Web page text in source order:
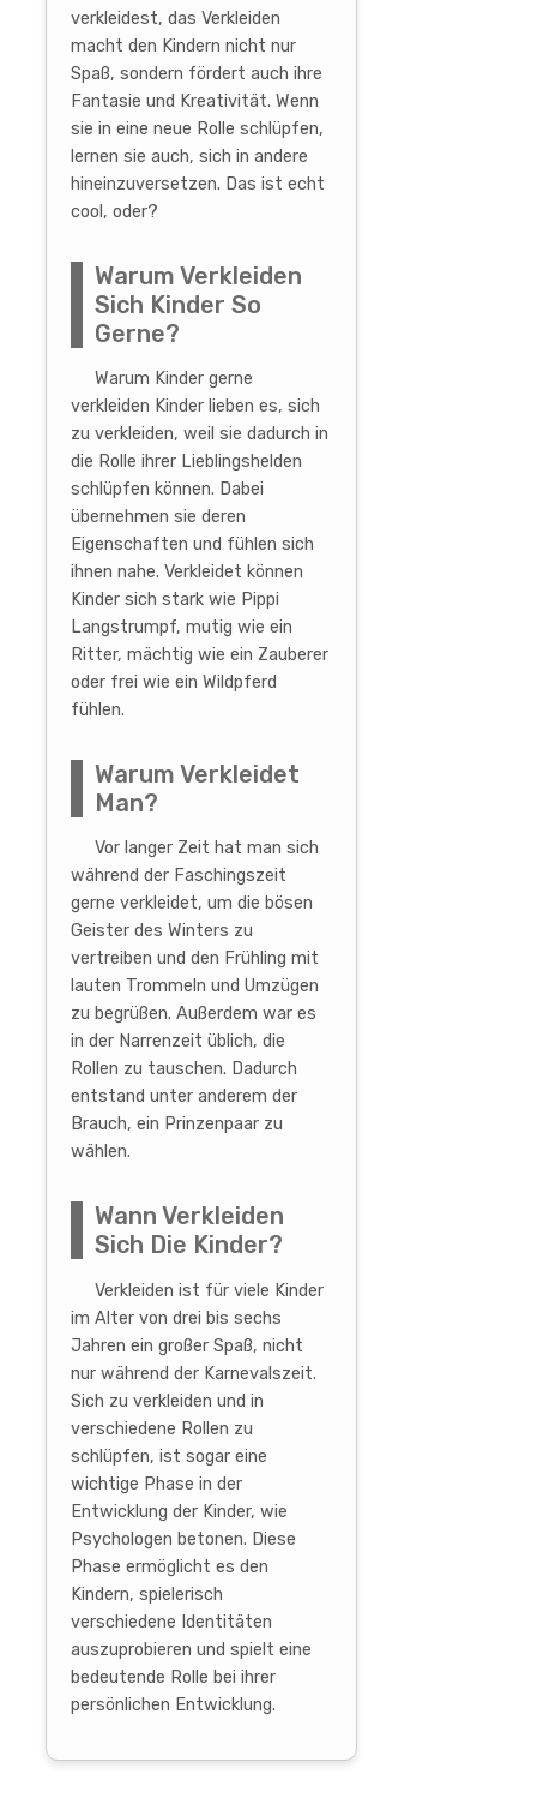
verkleidest, das Verkleiden
macht den Kindern nicht nur
Spaß, sondern fördert auch ihre
Fantasie und Kreativität. Wenn
sie in eine neue Rolle schlüpfen,
lernen sie auch, sich in andere
hineinzuversetzen. Das ist echt
cool, oder?
Warum Verkleiden
Sich Kinder So
Gerne?
Warum Kinder gerne
verkleiden Kinder lieben es, sich
zu verkleiden, weil sie dadurch in
die Rolle ihrer Lieblingshelden
schlüpfen können. Dabei
übernehmen sie deren
Eigenschaften und fühlen sich
ihnen nahe. Verkleidet können
Kinder sich stark wie Pippi
Langstrumpf, mutig wie ein
Ritter, mächtig wie ein Zauberer
oder frei wie ein Wildpferd
fühlen.
Warum Verkleidet
Man?
Vor langer Zeit hat man sich
während der Faschingszeit
gerne verkleidet, um die bösen
Geister des Winters zu
vertreiben und den Frühling mit
lauten Trommeln und Umzügen
zu begrüßen. Außerdem war es
in der Narrenzeit üblich, die
Rollen zu tauschen. Dadurch
entstand unter anderem der
Brauch, ein Prinzenpaar zu
wählen.
Wann Verkleiden
Sich Die Kinder?
Verkleiden ist für viele Kinder
im Alter von drei bis sechs
Jahren ein großer Spaß, nicht
nur während der Karnevalszeit.
Sich zu verkleiden und in
verschiedene Rollen zu
schlüpfen, ist sogar eine
wichtige Phase in der
Entwicklung der Kinder, wie
Psychologen betonen. Diese
Phase ermöglicht es den
Kindern, spielerisch
verschiedene Identitäten
auszuprobieren und spielt eine
bedeutende Rolle bei ihrer
persönlichen Entwicklung.